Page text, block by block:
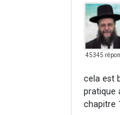
45345
cela est
pratique
chapitre